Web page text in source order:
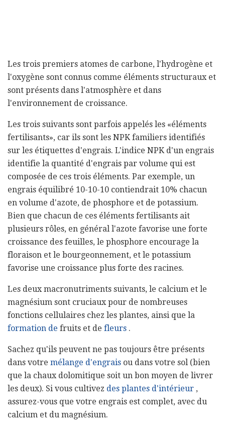
Les trois premiers atomes de carbone, l'hydrogène et
l'oxygène sont connus comme éléments structuraux et
sont présents dans l'atmosphère et dans
l'environnement de croissance.
Les trois suivants sont parfois appelés les «éléments
fertilisants», car ils sont les NPK familiers identifiés
sur les étiquettes d'engrais. L'indice NPK d'un engrais
identifie la quantité d'engrais par volume qui est
composée de ces trois éléments. Par exemple, un
engrais équilibré 10-10-10 contiendrait 10% chacun
en volume d'azote, de phosphore et de potassium.
Bien que chacun de ces éléments fertilisants ait
plusieurs rôles, en général l'azote favorise une forte
croissance des feuilles, le phosphore encourage la
floraison et le bourgeonnement, et le potassium
favorise une croissance plus forte des racines.
Les deux macronutriments suivants, le calcium et le
magnésium sont cruciaux pour de nombreuses
fonctions cellulaires chez les plantes, ainsi que la
formation de fruits et de fleurs .
Sachez qu'ils peuvent ne pas toujours être présents
dans votre mélange d'engrais ou dans votre sol (bien
que la chaux dolomitique soit un bon moyen de livrer
les deux). Si vous cultivez des plantes d'intérieur ,
assurez-vous que votre engrais est complet, avec du
calcium et du magnésium.